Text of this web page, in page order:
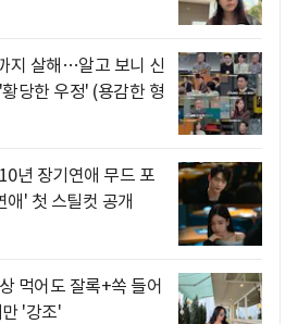
지 살해…알고 보니 신
당한 우정' (용감한 형
년 장기연애 무드 포
' 첫 스틸컷 공개
먹어도 잘록+쏙 들어
'강조'